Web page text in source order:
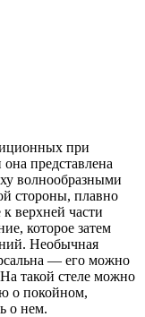
при
представлена
волнообразными
стороны, плавно
верхней части
которое затем
Необычная
— его можно
такой стеле можно
о покойном,
о нем.